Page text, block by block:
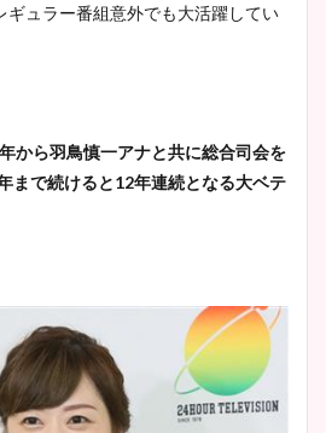
ギュラー番組意外でも大活躍してい
から羽鳥慎一アナと共に総合司会を
まで続けると12年連続となる大ベテ